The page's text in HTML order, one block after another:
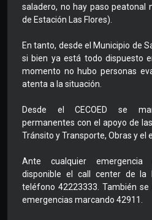
saladero, no hay paso peatonal
de Estación Las Flores).
En tanto, desde el Municipio de
si bien ya está todo dispuesto
momento no hubo personas
atenta a la situación.
Desde el CECOED se
permanentes con el apoyo de
Tránsito y Transporte, Obras y el
Ante cualquier
disponible el call center de la
teléfono 42223333. También
emergencias marcando 42911.